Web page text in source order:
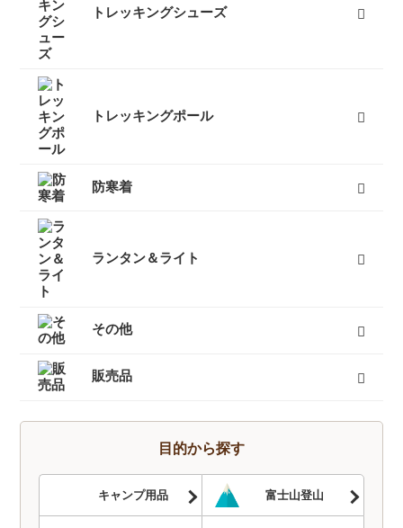
トレッキングシューズ
レディーストレッキングシューズ
メンズトレッキングシューズ
キッズトレッキングシューズ
沢靴
スノーブーツ（雪山登山靴）
トレッキングソックス
すべて
トレッキングポール
３つ折りタイプ
レバーロックタイプ
ツイストロックタイプ
すべて 防寒着
インナーダウン
ダウンジャケット
ダウンパンツ
ダウンコート
フリース
キッズ用ダウン
テントシューズ
マフラー
すべて
ランタン＆ライト
燃料式ランタン
ガス式ランタン
電池式ランタン
ヘッドランプ
ランタンポール
すべて その他
キャリーカート
チェア（椅子）
スパッツ（ゲイター）
サポートタイツ
防寒タイツ
スカート
ヘルメット
ハーネス
クーラーボックス
天体望遠鏡
双眼鏡
コンパス
GPS
時計
ヒーター
ボトル
トレッキンググローブ
サングラス
帽子
トレッキングパンツ
ハイドレーション
ソーラーチャージャー
カヤック
自転車
熊よけ・熊撃退
すべて 販売品
トレッキングソックス
燃料
酸素缶
帽子
手袋
ハイドレーション
そらのしたオリジナルＴシャツ
すべて
目的から探す
キャンプ用品 富士山登山